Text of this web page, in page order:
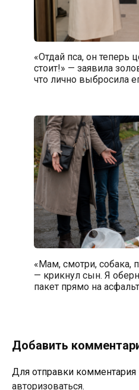
«Отдай пса, он теперь
стоит!» — заявила
что лично выбросила
«Мам, смотри, собака,
— крикнул сын. Я
пакет прямо на асфальт
Добавить
Для отправки
авторизоваться.